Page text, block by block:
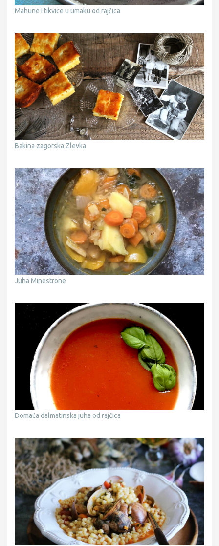
Mahune i tikvice u umaku od rajčica
Bakina zagorska Zlevka
Juha Minestrone
Domaća dalmatinska juha od rajčica